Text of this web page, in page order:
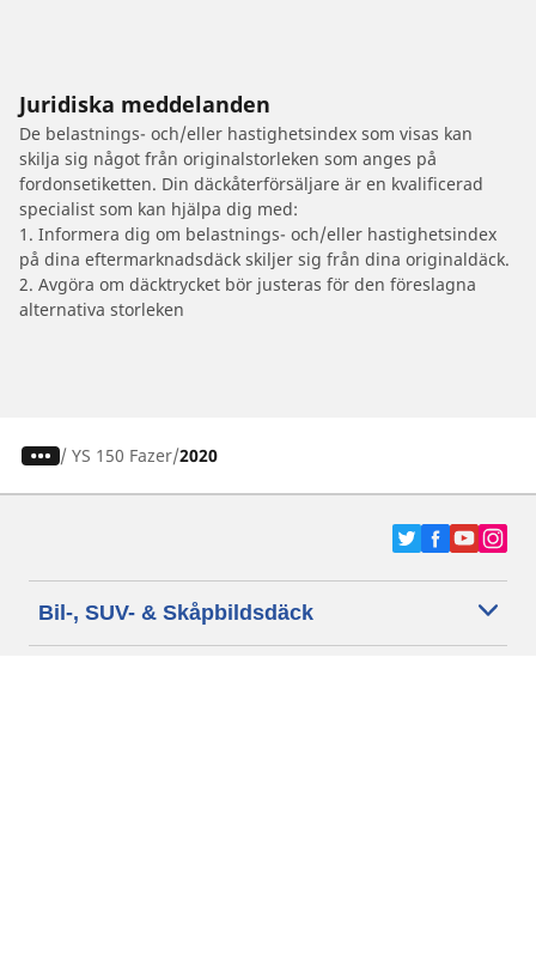
Juridiska meddelanden
De belastnings- och/eller hastighetsindex som visas kan
skilja sig något från originalstorleken som anges på
fordonsetiketten. Din däckåterförsäljare är en kvalificerad
specialist som kan hjälpa dig med:
1. Informera dig om belastnings- och/eller hastighetsindex
på dina eftermarknadsdäck skiljer sig från dina originaldäck.
2. Avgöra om däcktrycket bör justeras för den föreslagna
alternativa storleken
/ YS 150 Fazer 2020
Bil-, SUV- & Skåpbildsdäck